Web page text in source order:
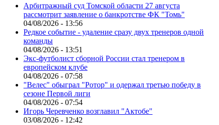
Арбитражный суд Томской области 27 августа
рассмотрит заявление о банкротстве ФК "Томь"
04/08/2026 - 13:56
Редкое событие - удаление сразу двух тренеров одной
команды
04/08/2026 - 13:51
Экс-футболист сборной России стал тренером в
европейском клубе
04/08/2026 - 07:58
"Велес" обыграл "Ротор" и одержал третью победу в
сезоне Первой лиги
04/08/2026 - 07:54
Игорь Черевченко возглавил "Актобе"
03/08/2026 - 12:42